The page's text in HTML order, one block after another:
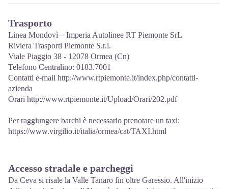
Trasporto
Linea Mondovì – Imperia Autolinee RT Piemonte SrL
Riviera Trasporti Piemonte S.r.l.
Viale Piaggio 38 - 12078 Ormea (Cn)
Telefono Centralino: 0183.7001
Contatti e-mail http://www.rtpiemonte.it/index.php/contatti-
azienda
Orari http://www.rtpiemonte.it/Upload/Orari/202.pdf
Per raggiungere barchi è necessario prenotare un taxi:
https://www.virgilio.it/italia/ormea/cat/TAXI.html
Accesso stradale e parcheggi
Da Ceva si risale la Valle Tanaro fin oltre Garessio. All'inizio